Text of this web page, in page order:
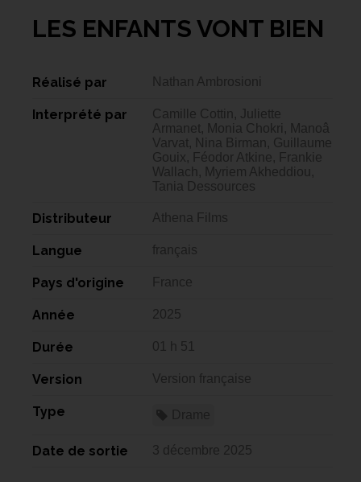
LES ENFANTS VONT BIEN
Réalisé par Nathan Ambrosioni
Interprété par
Camille Cottin, Juliette
Armanet, Monia Chokri, Manoâ
Varvat, Nina Birman, Guillaume
Gouix, Féodor Atkine, Frankie
Wallach, Myriem Akheddiou,
Tania Dessources
Distributeur Athena Films
Langue français
Pays d'origine France
Année 2025
Durée 01 h 51
Version Version française
Type
Date de sortie 3 décembre 2025